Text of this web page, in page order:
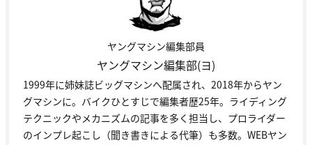
ヤングマシン編集部員
ヤングマシン編集部(ヨ)
1999年に姉妹誌ビッグマシンへ配属され、2018年からヤン
グマシンに。バイクひとすじで編集者歴25年。ライディング
テクニックやメカニズムの記事を多く担当し、プロライダー
のインプレ起こし（聞き書きによる代筆）も多数。WEBヤン